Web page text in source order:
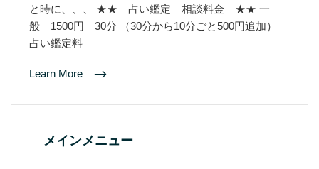
と時に、、、 ★★ 占い鑑定 相談料金 ★★ 一
般 1500円 30分 （30分から10分ごと500円追加）
占い鑑定料
Learn More
メインメニュー